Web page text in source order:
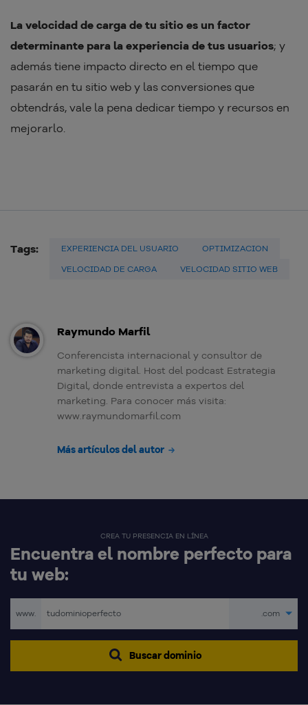
La velocidad de carga de tu sitio es un factor
determinante para la experiencia de tus usuarios; y
además tiene impacto directo en el tiempo que
pasarán en tu sitio web y las conversiones que
obtendrás, vale la pena dedicar tiempo y recursos en
mejorarlo.
Tags: EXPERIENCIA DEL USUARIO
OPTIMIZACION
VELOCIDAD DE CARGA
VELOCIDAD SITIO WEB
Raymundo Marfil
Conferencista internacional y consultor de
marketing digital. Host del podcast Estrategia
Digital, donde entrevista a expertos del
marketing. Para conocer más visita:
www.raymundomarfil.com
Más artículos del autor
CREA TU PRESENCIA EN LÍNEA
Encuentra el nombre perfecto para
tu web:
www. .com
Buscar dominio